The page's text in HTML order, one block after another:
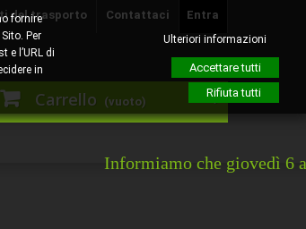
Entra
Contattaci
del trasporto
Carrello (vuoto)
Informiamo che giovedì 6
fornire
Per
e l’URL di
in
Ulteriori informazioni
Accettare tutti
Rifiuta tutti